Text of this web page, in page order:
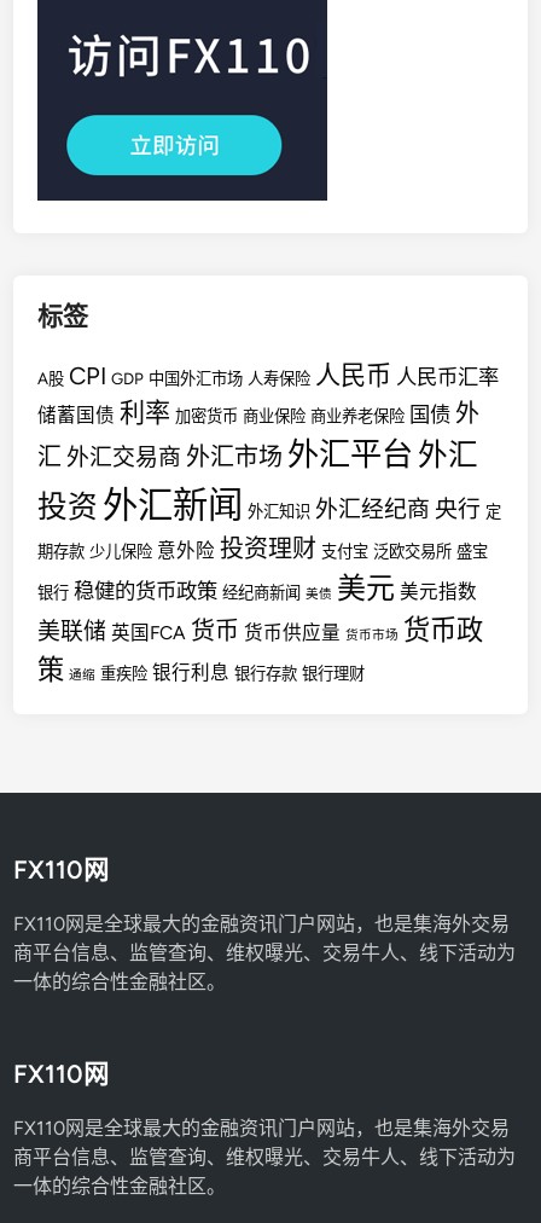
标签
A股 CPI GDP 中国外汇市场 人寿保险 人民币 人民币汇率
储蓄国债 利率 加密货币 商业保险 商业养老保险 国债 外
汇 外汇交易商 外汇市场 外汇平台 外汇
投资 外汇新闻 外汇知识 外汇经纪商 央行 定
期存款 少儿保险 意外险 投资理财 支付宝 泛欧交易所 盛宝
银行 稳健的货币政策 经纪商新闻 美债 美元 美元指数
美联储 英国FCA 货币 货币供应量 货币市场 货币政
策 通缩 重疾险 银行利息 银行存款 银行理财
FX110网
FX110网是全球最大的金融资讯门户网站，也是集海外交易
商平台信息、监管查询、维权曝光、交易牛人、线下活动为
一体的综合性金融社区。
FX110网
FX110网是全球最大的金融资讯门户网站，也是集海外交易
商平台信息、监管查询、维权曝光、交易牛人、线下活动为
一体的综合性金融社区。